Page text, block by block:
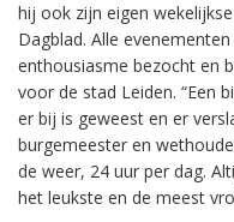
hij ook zijn eigen
Dagblad. Alle
enthousiasme bezocht en
voor de stad Leiden. “Een
er bij is geweest en er
burgemeester en
de weer, 24 uur per dag.
het leukste en de meest